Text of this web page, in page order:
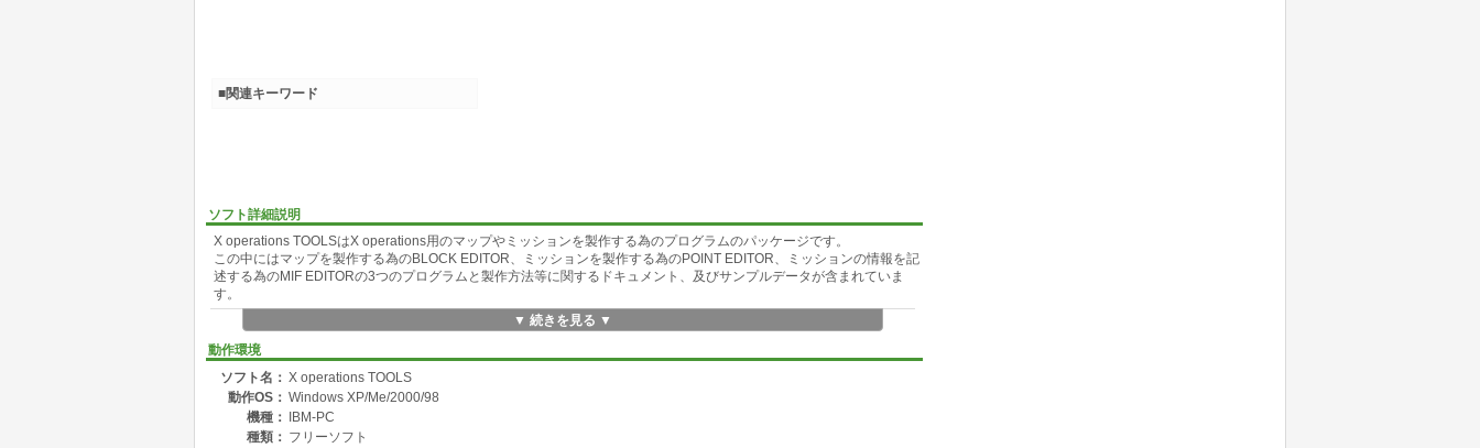
ソフト詳細説明
X operations TOOLSはX operations用のマップやミッションを製作する為のプログラムのパッケージです。
この中にはマップを製作する為のBLOCK EDITOR、ミッションを製作する為のPOINT EDITOR、ミッションの情報を記
述する為のMIF EDITORの3つのプログラムと製作方法等に関するドキュメント、及びサンプルデータが含まれていま
す。
▼ 続きを見る ▼
動作環境
ソフト名： X operations TOOLS
動作OS： Windows XP/Me/2000/98
機種：
IBM-PC
種類： フリーソフト
■関連キーワード